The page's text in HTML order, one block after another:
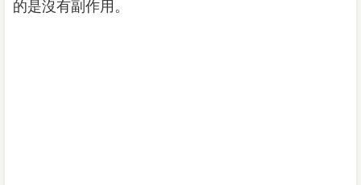
的是沒有副作用。